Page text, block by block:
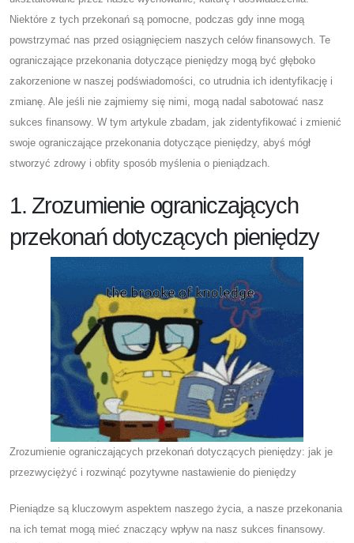
Niektóre z tych przekonań są pomocne, podczas gdy inne mogą
powstrzymać nas przed osiągnięciem naszych celów finansowych. Te
ograniczające przekonania dotyczące pieniędzy mogą być głęboko
zakorzenione w naszej podświadomości, co utrudnia ich identyfikację i
zmianę. Ale jeśli nie zajmiemy się nimi, mogą nadal sabotować nasz
sukces finansowy. W tym artykule zbadam, jak zidentyfikować i zmienić
swoje ograniczające przekonania dotyczące pieniędzy, abyś mógł
stworzyć zdrowy i obfity sposób myślenia o pieniądzach.
1. Zrozumienie ograniczających
przekonań dotyczących pieniędzy
Zrozumienie ograniczających przekonań dotyczących pieniędzy: jak je
przezwyciężyć i rozwinąć pozytywne nastawienie do pieniędzy
Pieniądze są kluczowym aspektem naszego życia, a nasze przekonania
na ich temat mogą mieć znaczący wpływ na nasz sukces finansowy.